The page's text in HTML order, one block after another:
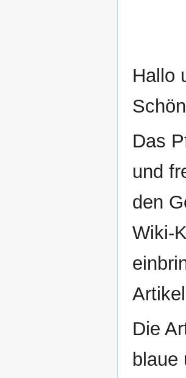
Hallo
Das
und
den
Wiki-
Die
blaue